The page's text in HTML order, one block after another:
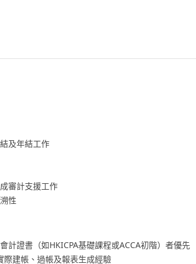
及年結工作
審計支援工作
性
計證書（如HKICPA基礎課程或ACCA初階）者優先
建帳、過帳及報表生成經驗